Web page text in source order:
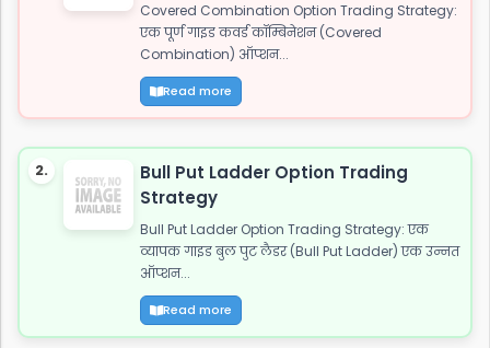
Covered Combination Option Trading Strategy:
एक पूर्ण गाइड कवर्ड कॉम्बिनेशन (Covered
Combination) ऑप्शन...
Read more
2.
Bull Put Ladder Option Trading
Strategy
Bull Put Ladder Option Trading Strategy: एक
व्यापक गाइड बुल पुट लैडर (Bull Put Ladder) एक उन्नत
ऑप्शन...
Read more